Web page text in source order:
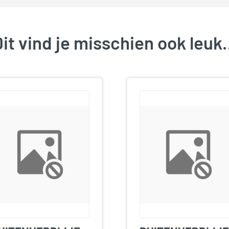
vind je misschien ook